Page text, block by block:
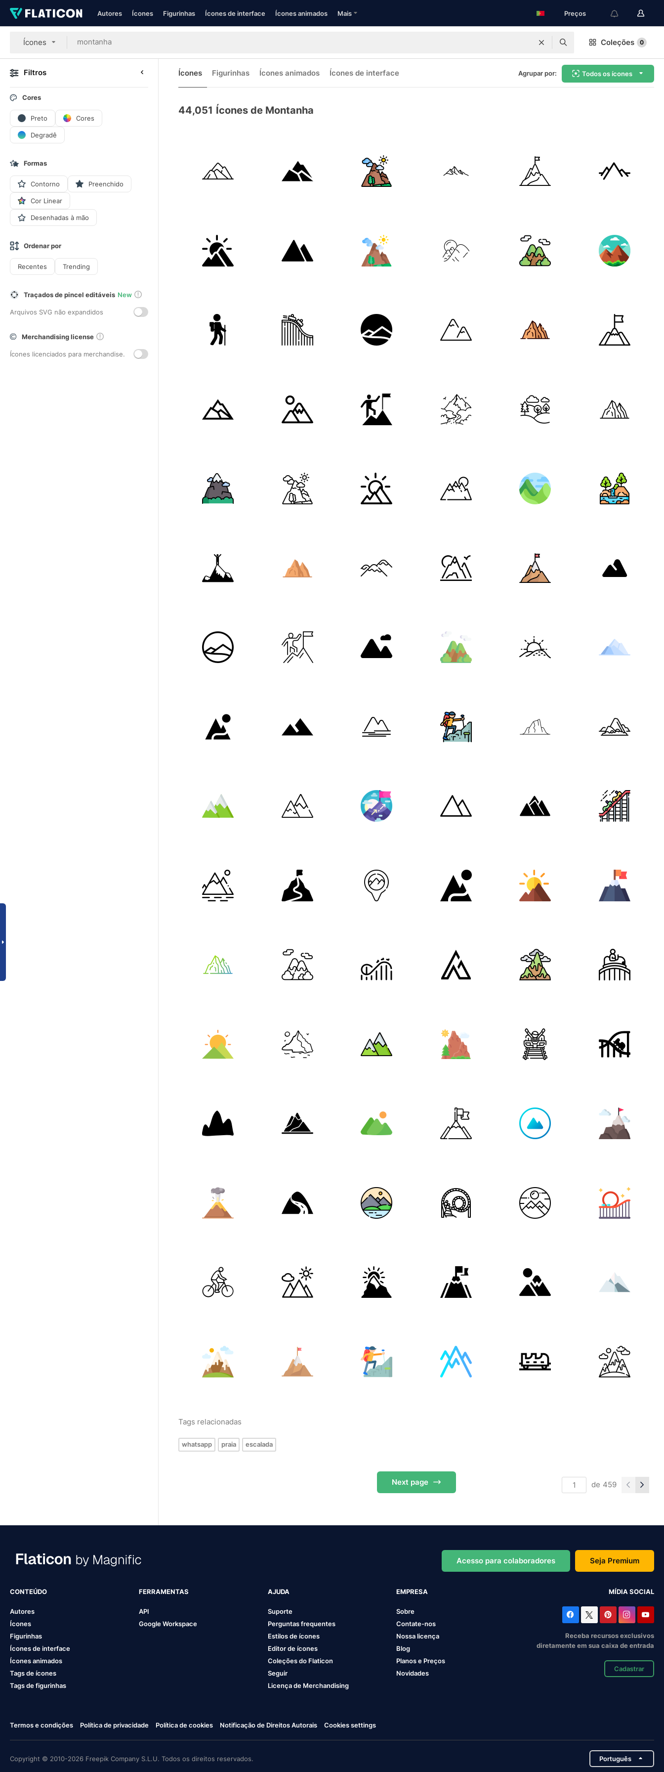
Autores Ícones Figurinhas Ícones de interface Ícones animados Mais Preços
Ícones Coleções 0
Filtros
Cores
Preto Cores
Degradê
Formas
Contorno Preenchido
Cor Linear
Desenhadas à mão
Ordenar por
Recentes Trending
Traçados de pincel editáveis New
Arquivos SVG não expandidos
Merchandising license
Ícones licenciados para merchandise.
Ícones Figurinhas Ícones animados Ícones de interface Agrupar por: Todos os ícones
44,051 Ícones de Montanha
Tags relacionadas
whatsapp praia escalada
Next page de 459
Acesso para colaboradores Seja Premium
CONTEÚDO
Autores
Ícones
Figurinhas
Ícones de interface
Ícones animados
Tags de ícones
Tags de figurinhas
FERRAMENTAS
API
Google Workspace
AJUDA
Suporte
Perguntas frequentes
Estilos de ícones
Editor de ícones
Coleções do Flaticon
Seguir
Licença de Merchandising
EMPRESA
Sobre
Contate-nos
Nossa licença
Blog
Planos e Preços
Novidades
MÍDIA SOCIAL
Receba recursos exclusivos
diretamente em sua caixa de entrada
Cadastrar
Termos e condições Política de privacidade Política de cookies Notificação de Direitos Autorais Cookies settings
Copyright © 2010-2026 Freepik Company S.L.U. Todos os direitos reservados. Português